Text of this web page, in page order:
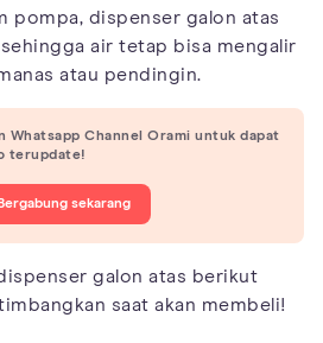
pompa, dispenser galon atas
air tetap bisa mengalir
atau pendingin.
Whatsapp Channel Orami untuk dapat
terupdate!
Bergabung sekarang
galon atas berikut
saat akan membeli!